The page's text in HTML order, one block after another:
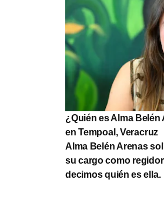
¿Quién es Alma
en Tempoal, Veracruz
Alma Belén Arenas
su cargo como
decimos quién es ella.